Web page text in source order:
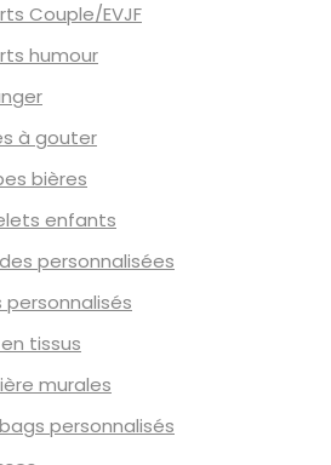
Couple/EVJF
humour
à gouter
bières
enfants
personnalisées
personnalisés
tissus
murales
personnalisés